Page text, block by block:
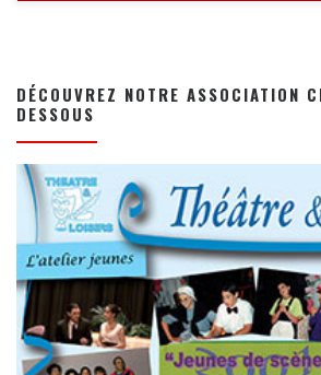
DÉCOUVREZ NOTRE ASSOCIATION
DESSOUS